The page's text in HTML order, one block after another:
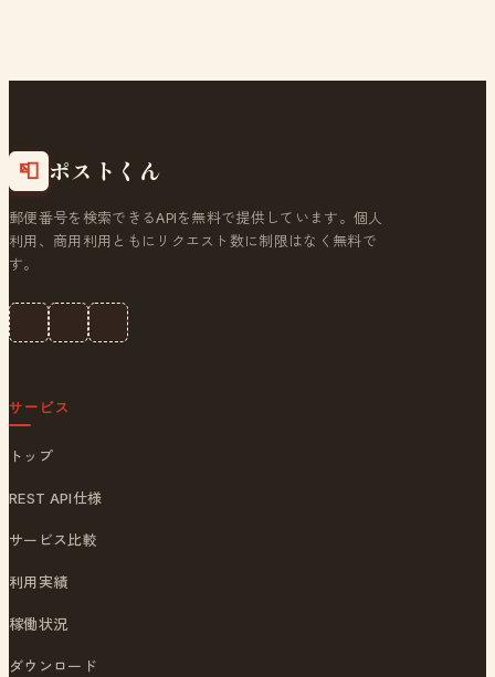
📮 ポストくん
郵便番号を検索できるAPIを無料で提供しています。個人
利用、商用利用ともにリクエスト数に制限はなく無料で
す。
サービス
トップ
REST API仕様
サービス比較
利用実績
稼働状況
ダウンロード